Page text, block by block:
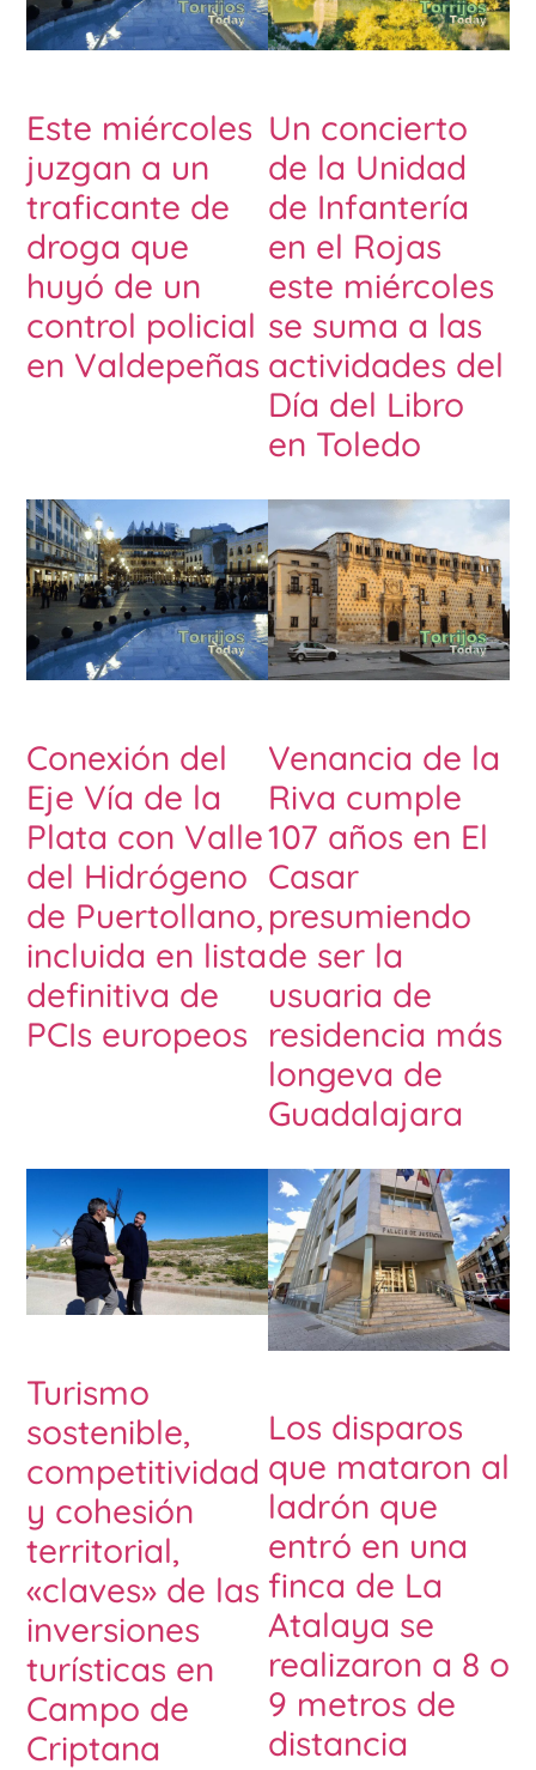
Este miércoles
juzgan a un
traficante de
droga que
huyó de un
control policial
en Valdepeñas
Un concierto
de la Unidad
de Infantería
en el Rojas
este miércoles
se suma a las
actividades del
Día del Libro
en Toledo
Conexión del
Eje Vía de la
Plata con Valle
del Hidrógeno
de Puertollano,
incluida en lista
definitiva de
PCIs europeos
Venancia de la
Riva cumple
107 años en El
Casar
presumiendo
de ser la
usuaria de
residencia más
longeva de
Guadalajara
Turismo
sostenible,
competitividad
y cohesión
territorial,
«claves» de las
inversiones
turísticas en
Campo de
Criptana
Los disparos
que mataron al
ladrón que
entró en una
finca de La
Atalaya se
realizaron a 8 o
9 metros de
distancia